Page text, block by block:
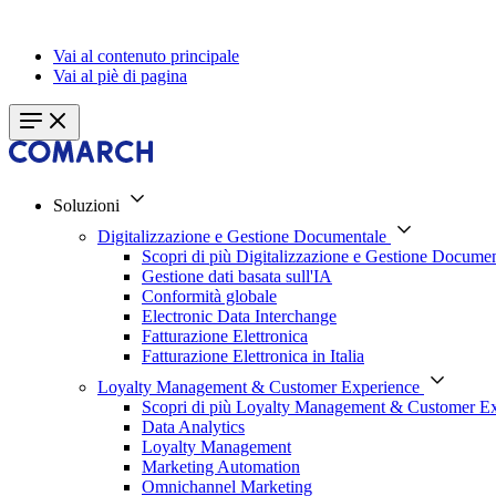
Vai al contenuto principale
Vai al piè di pagina
Soluzioni
Digitalizzazione e Gestione Documentale
Scopri di più Digitalizzazione e Gestione
Gestione dati basata sull'IA
Conformità globale
Electronic Data Interchange
Fatturazione Elettronica
Fatturazione Elettronica in Italia
Loyalty Management & Customer Experience
Scopri di più Loyalty Management & Customer
Data Analytics
Loyalty Management
Marketing Automation
Omnichannel Marketing